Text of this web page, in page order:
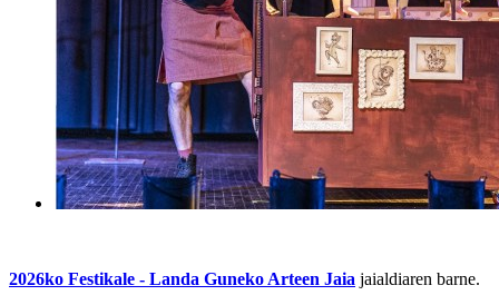
2026ko Festikale - Landa Guneko Arteen Jaia jaialdiaren barne.